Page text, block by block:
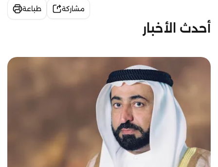
مشاركة طباعة
أحدث الأخبار